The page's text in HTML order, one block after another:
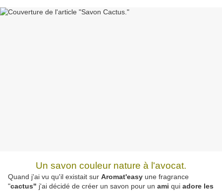
Un savon couleur nature à l'avocat.
Quand j'ai vu qu'il existait sur Aromat'easy une fragrance
"cactus" j'ai décidé de créer un savon pour un ami qui adore les